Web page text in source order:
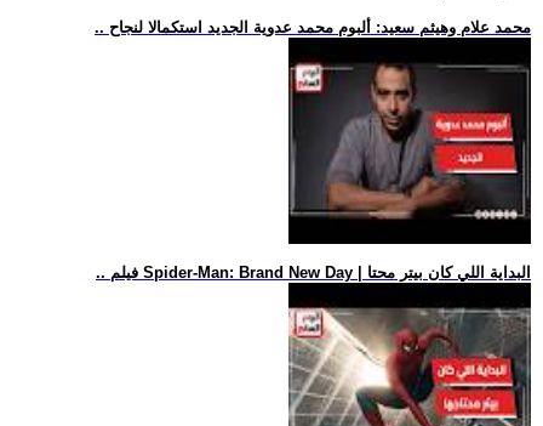
.. محمد علام وهيثم سعيد: ألبوم محمد عدوية الجديد استكمالا لنجاح
.. فيلم Spider-Man: Brand New Day | البداية اللي كان بيتر محتا